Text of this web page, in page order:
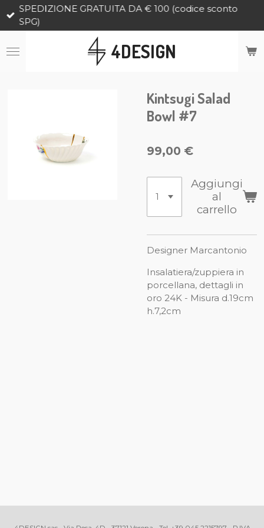
Vai
principale
4DESIGN
SPEDIZIONE GRATUITA DA € 100 (codice sconto
SPG)
Kintsugi Salad
Bowl #7
99,00 €
Aggiungi
al
carrello
Designer Marcantonio
Insalatiera/zuppiera in
porcellana, dettagli in
oro 24K - Misura d.19cm
h.7,2cm